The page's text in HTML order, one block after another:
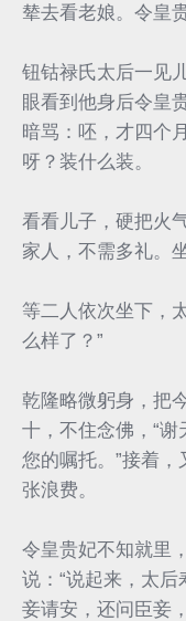
辇去看老娘。令皇
钮钴禄氏太后一见
眼看到他身后令皇
暗骂：呸，才四个
呀？装什么装。
看看儿子，硬把火
家人，不需多礼。
等二人依次坐下，
么样了？”
乾隆略微躬身，把
十，不住念佛，“
您的嘱托。”接着
张浪费。
令皇贵妃不知就里
说：“说起来，太
妾请安，还问臣妾